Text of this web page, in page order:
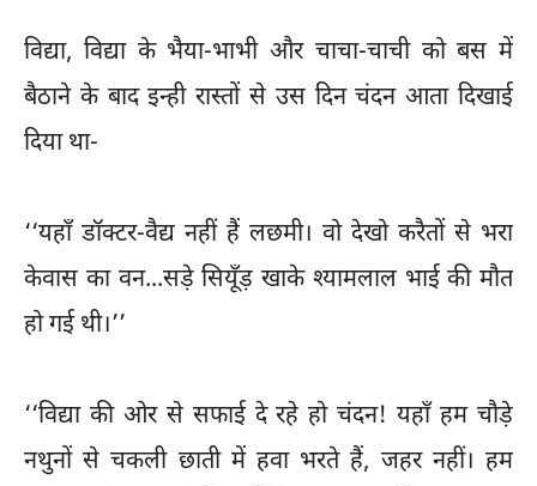
विद्या, विद्या के भैया-भाभी और चाचा-चाची को बस में
बैठाने के बाद इन्ही रास्तों से उस दिन चंदन आता दिखाई
दिया था-
‘‘यहाँ डॉक्टर-वैद्य नहीं हैं लछमी। वो देखो करैतों से भरा
केवास का वन...सड़े सियूँड़ खाके श्यामलाल भाई की मौत
हो गई थी।’’
‘‘विद्या की ओर से सफाई दे रहे हो चंदन! यहाँ हम चौड़े
नथुनों से चकली छाती में हवा भरते हैं, जहर नहीं। हम